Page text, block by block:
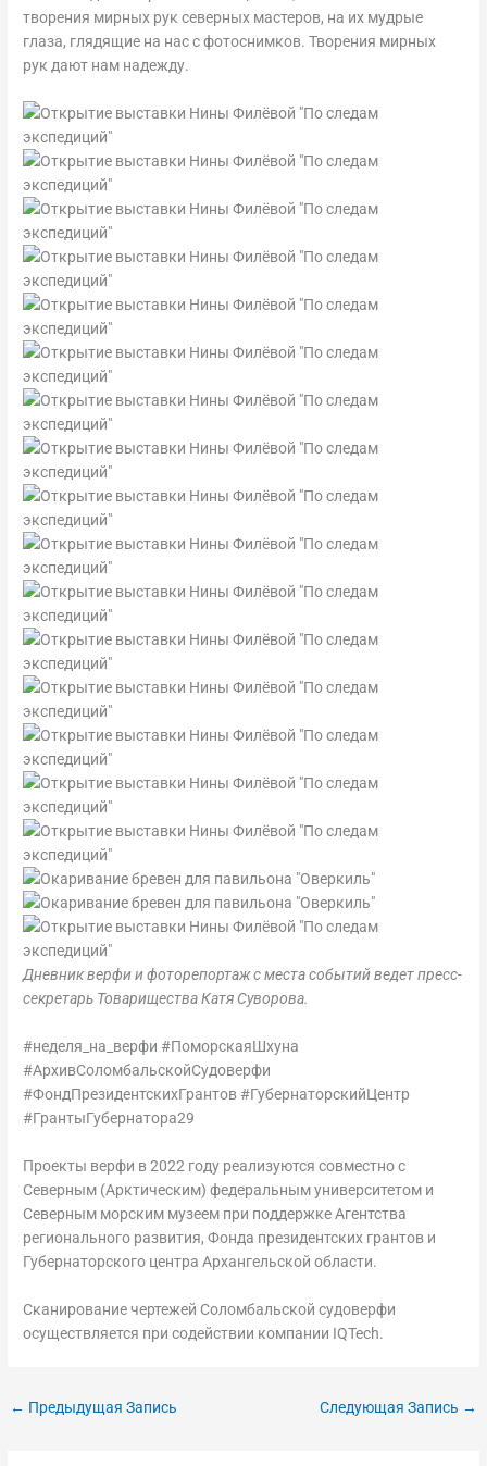
творения мирных рук северных мастеров, на их мудрые
глаза, глядящие на нас с фотоснимков. Творения мирных
рук дают нам надежду.
Дневник верфи и фоторепортаж с места событий ведет пресс-
секретарь Товарищества Катя Суворова.
#неделя_на_верфи #ПоморскаяШхуна
#АрхивСоломбальскойСудоверфи
#ФондПрезидентскихГрантов #ГубернаторскийЦентр
#ГрантыГубернатора29
Проекты верфи в 2022 году реализуются совместно с
Северным (Арктическим) федеральным университетом и
Северным морским музеем при поддержке Агентства
регионального развития, Фонда президентских грантов и
Губернаторского центра Архангельской области.
Cканирование чертежей Соломбальской судоверфи
осуществляется при содействии компании IQTech.
← Предыдущая Запись Следующая Запись →